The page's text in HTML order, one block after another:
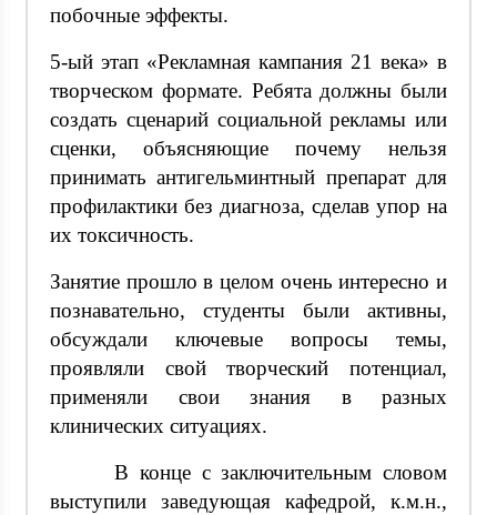
побочные эффекты.
5-ый этап «Рекламная кампания 21 века» в
творческом формате. Ребята должны были
создать сценарий социальной рекламы или
сценки, объясняющие почему нельзя
принимать антигельминтный препарат для
профилактики без диагноза, сделав упор на
их токсичность.
Занятие прошло в целом очень интересно и
познавательно, студенты были активны,
обсуждали ключевые вопросы темы,
проявляли свой творческий потенциал,
применяли свои знания в разных
клинических ситуациях.
В конце с заключительным словом
выступили заведующая кафедрой, к.м.н.,